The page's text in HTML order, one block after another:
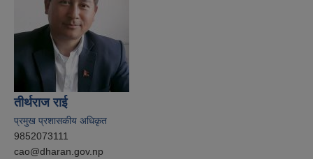
तीर्थराज राई
प्रमुख प्रशासकीय अधिकृत
9852073111
cao@dharan.gov.np